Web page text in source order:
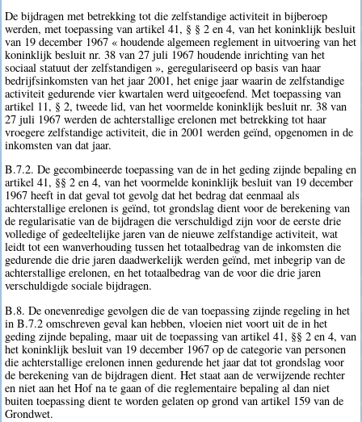
De bijdragen met betrekking tot die zelfstandige activiteit in bijberoep
werden, met toepassing van artikel 41, § § 2 en 4, van het koninklijk besluit
van 19 december 1967 « houdende algemeen reglement in uitvoering van het
koninklijk besluit nr. 38 van 27 juli 1967 houdende inrichting van het
sociaal statuut der zelfstandigen », geregulariseerd op basis van haar
bedrijfsinkomsten van het jaar 2001, het enige jaar waarin de zelfstandige
activiteit gedurende vier kwartalen werd uitgeoefend. Met toepassing van
artikel 11, § 2, tweede lid, van het voormelde koninklijk besluit nr. 38 van
27 juli 1967 werden de achterstallige erelonen met betrekking tot haar
vroegere zelfstandige activiteit, die in 2001 werden geïnd, opgenomen in de
inkomsten van dat jaar.
B.7.2. De gecombineerde toepassing van de in het geding zijnde bepaling en
artikel 41, §§ 2 en 4, van het voormelde koninklijk besluit van 19 december
1967 heeft in dat geval tot gevolg dat het bedrag dat eenmaal als
achterstallige erelonen is geïnd, tot grondslag dient voor de berekening van
de regularisatie van de bijdragen die verschuldigd zijn voor de eerste drie
volledige of gedeeltelijke jaren van de nieuwe zelfstandige activiteit, wat
leidt tot een wanverhouding tussen het totaalbedrag van de inkomsten die
gedurende die drie jaren daadwerkelijk werden geïnd, met inbegrip van de
achterstallige erelonen, en het totaalbedrag van de voor die drie jaren
verschuldigde sociale bijdragen.
B.8. De onevenredige gevolgen die de van toepassing zijnde regeling in het
in B.7.2 omschreven geval kan hebben, vloeien niet voort uit de in het
geding zijnde bepaling, maar uit de toepassing van artikel 41, §§ 2 en 4, van
het koninklijk besluit van 19 december 1967 op de categorie van personen
die achterstallige erelonen innen gedurende het jaar dat tot grondslag voor
de berekening van de bijdragen dient. Het staat aan de verwijzende rechter
en niet aan het Hof na te gaan of die reglementaire bepaling al dan niet
buiten toepassing dient te worden gelaten op grond van artikel 159 van de
Grondwet.